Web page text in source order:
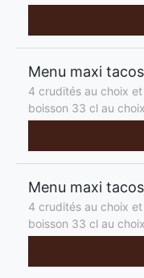
Menu maxi
4 crudités au choix
boisson 33 cl au choix
Menu maxi
4 crudités au choix
boisson 33 cl au choix